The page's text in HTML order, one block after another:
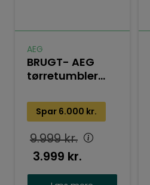
AEG
BRUGT- AEG
tørretumbler
(AbsoluteCare®-
serie)
Spar 6.000 kr.
9.999kr.
3.999 kr.